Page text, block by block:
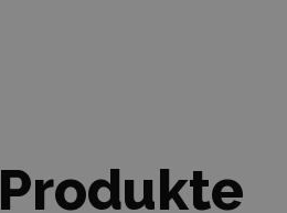
Produkte